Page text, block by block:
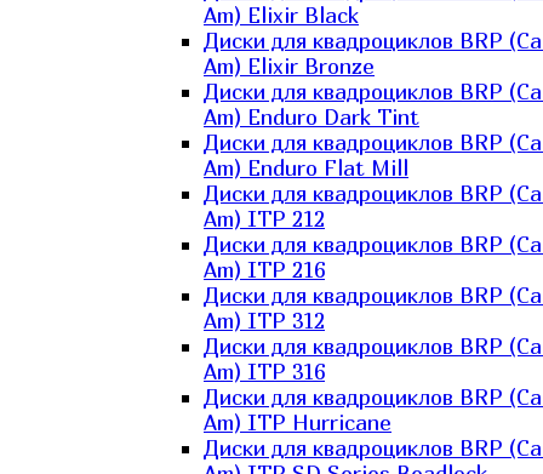
Am) Elixir Black
Диски для квадроциклов BRP
Am) Elixir Bronze
Диски для квадроциклов BRP
Am) Enduro Dark Tint
Диски для квадроциклов BRP
Am) Enduro Flat Mill
Диски для квадроциклов BRP
Am) ITP 212
Диски для квадроциклов BRP
Am) ITP 216
Диски для квадроциклов BRP
Am) ITP 312
Диски для квадроциклов BRP
Am) ITP 316
Диски для квадроциклов BRP
Am) ITP Hurricane
Диски для квадроциклов BRP